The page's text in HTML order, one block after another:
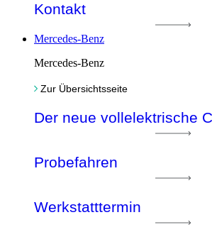
Kontakt
Mercedes-Benz
Mercedes-Benz
Zur Übersichtsseite
Der neue vollelektrische
Probefahren
Werkstatttermin